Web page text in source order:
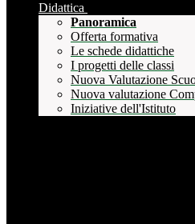
Didattica
Panoramica
Offerta formativa
Le schede didattiche
I progetti delle classi
Nuova Valutazione
Nuova valutazione
Iniziative dell'Istituto